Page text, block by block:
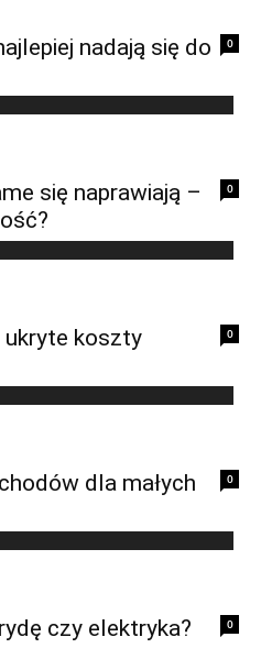
0
nadają się do
0
się naprawiają –
0
ukryte koszty
0
dla małych
0
czy elektryka?